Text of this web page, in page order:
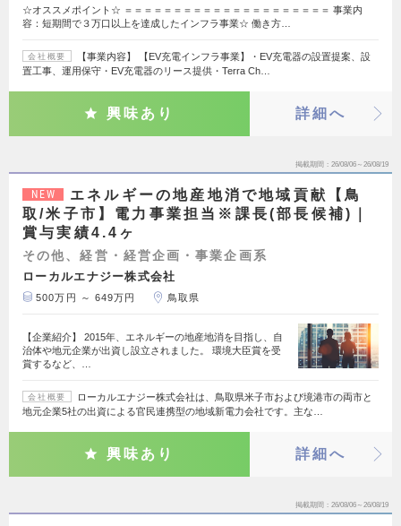
☆オススメポイント☆ ＝＝＝＝＝＝＝＝＝＝＝＝＝＝＝＝＝＝＝＝＝ 事業内
容：短期間で３万口以上を達成したインフラ事業☆ 働き方…
会社概要
【事業内容】 【EV充電インフラ事業】・EV充電器の設置提案、設
置工事、運用保守・EV充電器のリース提供・Terra Ch…
興味あり 詳細へ
掲載期間 26/08/06～26/08/19
NEW
エネルギーの地産地消で地域貢献【鳥
取/米子市】電力事業担当※課長(部長候補)｜
賞与実績4.4ヶ
その他、経営・経営企画・事業企画系
ローカルエナジー株式会社
500万円 ～ 649万円 鳥取県
【企業紹介】 2015年、エネルギーの地産地消を目指し、自
治体や地元企業が出資し設立されました。 環境大臣賞を受
賞するなど、…
会社概要
ローカルエナジー株式会社は、鳥取県米子市および境港市の両市と
地元企業5社の出資による官民連携型の地域新電力会社です。主な…
興味あり 詳細へ
掲載期間 26/08/06～26/08/19